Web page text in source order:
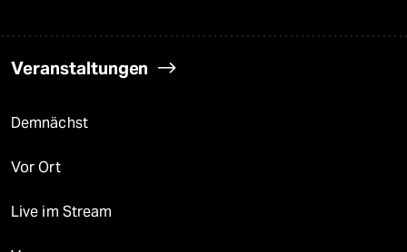
Veranstaltungen
Demnächst
Vor Ort
Live im Stream